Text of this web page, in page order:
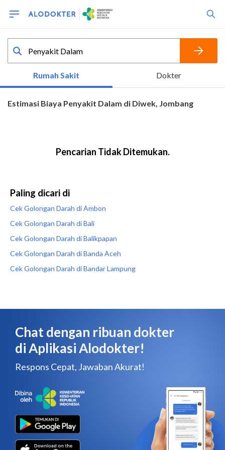
Paling dicari di
Cek Golongan Darah di Ambon
Cek Golongan Darah di Bali
Cek Golongan Darah di Balikpapan
Cek Golongan Darah di Banda Aceh
Cek Golongan Darah di Bandar Lampung